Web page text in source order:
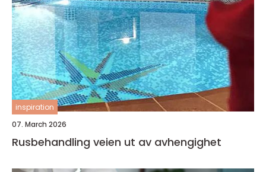
inspiration
07. March 2026
Rusbehandling veien ut av avhengighet